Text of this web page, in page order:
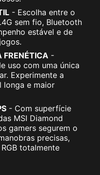
- Escolha entre o
sem fio, Bluetooth
estável e de
FRENÉTICA -
uso com uma única
Experimente a
longa e maior
- Com superfície
MSI Diamond
gamers segurem o
precisas,
totalmente